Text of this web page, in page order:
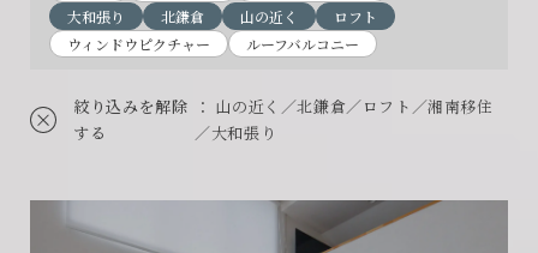
大和張り
北鎌倉 山の近く
ロフト
ウィンドウピクチャー
ルーフバルコニー
絞り込みを解除
する
： 山の近く／北鎌倉／ロフト／湘南移住
／大和張り